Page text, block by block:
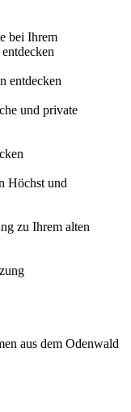
bei Ihrem
entdecken
und private
Höchst und
zu Ihrem alten
aus dem Odenwald